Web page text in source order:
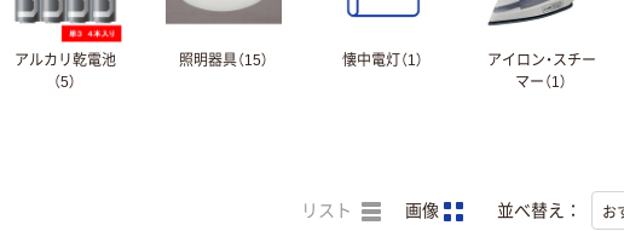
アルカリ乾電池
（5）
照明器具（15） 懐中電灯（1）
アイロン・スチー
マー（1）
リスト 画像 並べ替え：